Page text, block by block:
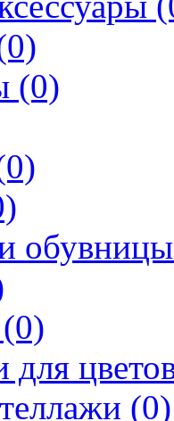
(0)
для
(0)